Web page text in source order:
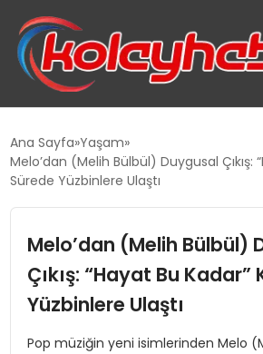
SUWEN’IN İSTIHDAM MODELI
TANYER YAPI ZEMIN
BÜYÜTTÜ
TOROSLAR’DA PAZAR GERGİNLİĞİ!
Ana Sayfa Yaşam
Melo’dan (Melih Bülbül) Duygusal Çıkış:
Sürede Yüzbinlere Ulaştı
Melo’dan (Melih Bülbül)
Çıkış: “Hayat Bu Kadar”
Yüzbinlere Ulaştı
Pop müziğin yeni isimlerinden Melo